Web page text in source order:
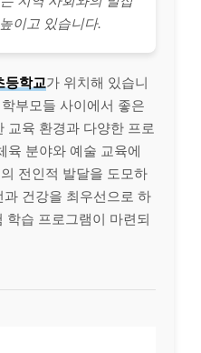
이고 있습니다.
등학교가 위치해 있습니
부모들 사이에서 좋은
교육 환경과 다양한 프로
육 분야와 예술 교육에
전인적 발달을 도모하
건강을 최우선으로 하
학습 프로그램이 마련되